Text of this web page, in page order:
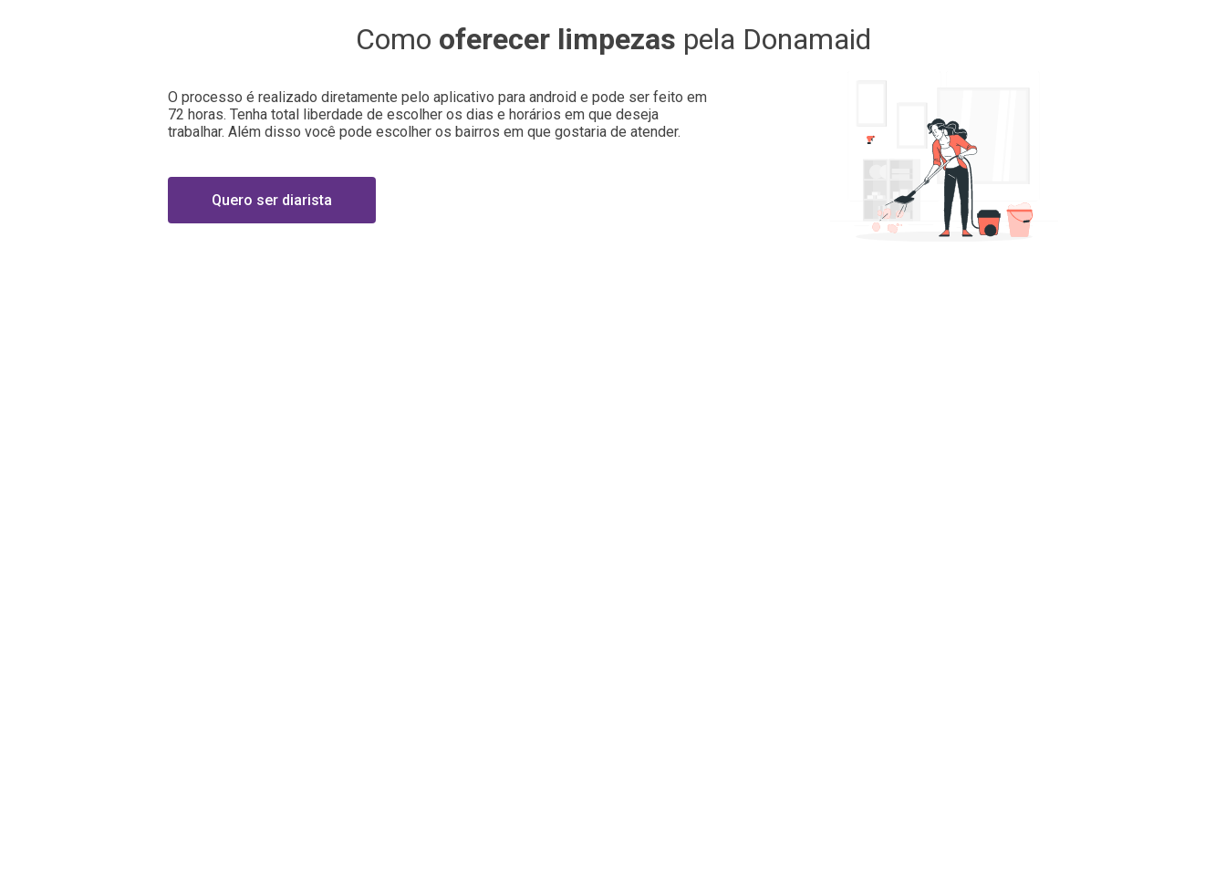
Como oferecer limpezas pela Donamaid
O processo é realizado diretamente pelo aplicativo para android e pode ser feito em
72 horas. Tenha total liberdade de escolher os dias e horários em que deseja
trabalhar. Além disso você pode escolher os bairros em que gostaria de atender.
Quero ser diarista